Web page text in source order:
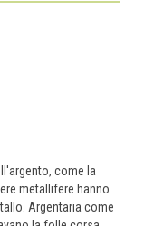
come la
metallifere hanno
Argentaria come